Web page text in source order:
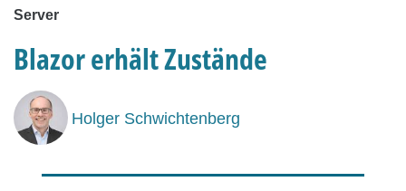
Server
Blazor erhält Zustände
Holger Schwichtenberg